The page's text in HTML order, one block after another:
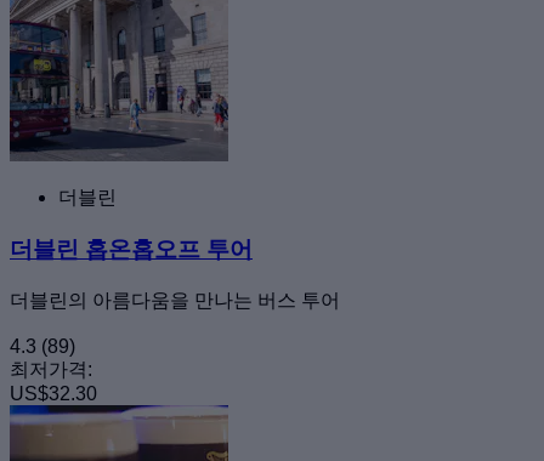
더블린
더블린 홉온홉오프 투어
더블린의 아름다움을 만나는 버스 투어
4.3 (89)
최저가격:
US$32.30